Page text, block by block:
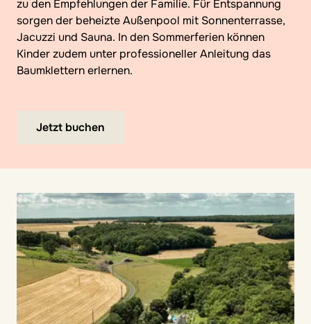
zu den Empfehlungen der Familie. Für Entspannung
sorgen der beheizte Außenpool mit Sonnenterrasse,
Jacuzzi und Sauna. In den Sommerferien können
Kinder zudem unter professioneller Anleitung das
Baumklettern erlernen.
Jetzt buchen